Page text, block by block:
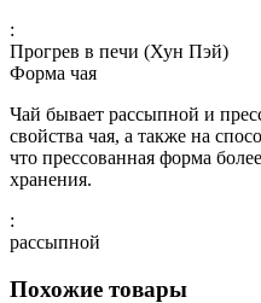
:
Прогрев в печи (Хун Пэй)
Форма чая
Чай бывает рассыпной и
свойства чая, а также на
что прессованная форма
хранения.
:
рассыпной
Похожие товары